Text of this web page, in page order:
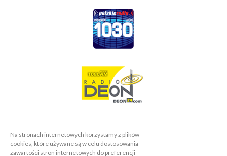
Na stronach internetowych korzystamy z plików
cookies, które używane są w celu dostosowania
zawartości stron internetowych do preferencji